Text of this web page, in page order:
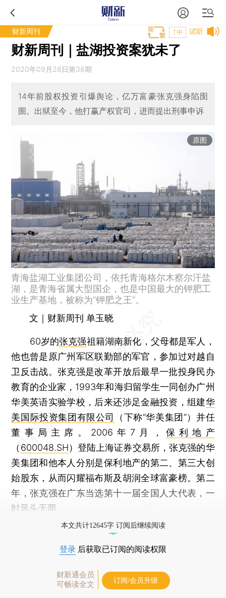
财新周刊 试听
T中
财新周刊｜盐湖投资案犹未了
2020年09月28日第38期
14年前股权投资引爆舆论，亿万富豪张克强身陷囹
圄。出狱至今，他打赢产权官司，进而提出刑事申诉
原图
青海盐湖工业集团公司，依托青海格尔木察尔汗盐
湖，是青海省属大型国企，也是中国最大的钾肥工
业生产基地，被称为“钾肥之王”。
文｜财新周刊 单玉晓
60岁的张克强祖籍湖南新化，父母都是军人，
他也曾是原广州军区联勤部的军官，参加过对越自
卫反击战。张克强是改革开放后最早一批投身民办
教育的企业家，1993年和海归留学生一同创办广州
华美英语实验学校，后来还涉足金融投资，组建华
美国际投资集团有限公司
（下称“华美集团”）并任
董事局主席。2006年7月， 保利地产
（ 600048.SH）登陆上海证券交易所，张克强的华
美集团和他本人分别是保利地产的第二、第三大创
始股东，从而闪耀福布斯及胡润全球富豪榜。第二
年，张克强在广东当选第十一届全国人大代表，一
时风头无两。
本文共计12645字 订阅后继续阅读
登录 后获取已订阅的阅读权限
财新通会员
可畅读全文
订阅/会员升级